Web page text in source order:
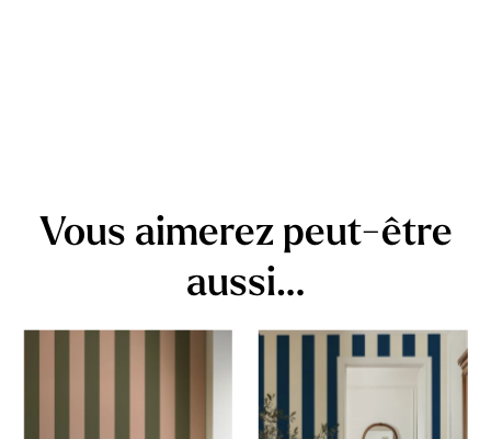
Vous aimerez peut-être
aussi…